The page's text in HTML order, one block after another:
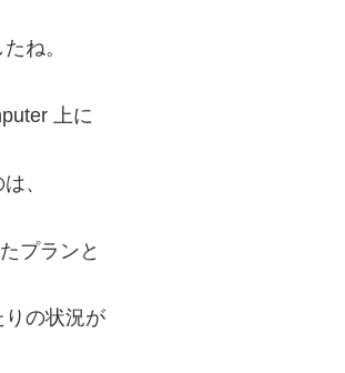
ね。
上に
、
プランと
りの状況が